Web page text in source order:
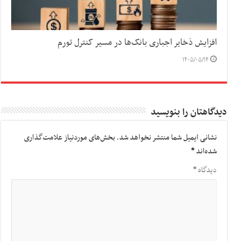
افزایش ذخایر اجباری بانک‌ها در مسیر کنترل تورم
۱۴۰۵/۰۵/۱۴
دیدگاهتان را بنویسید
نشانی ایمیل شما منتشر نخواهد شد.بخش‌های موردنیاز علامت‌گذاری
شده‌اند*
دیدگاه*